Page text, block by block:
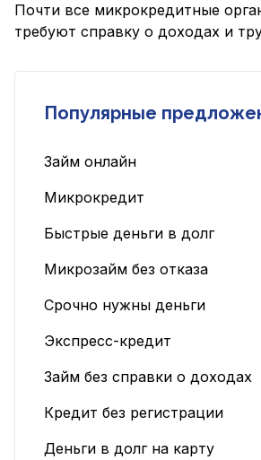
Почти все микрокредитные
требуют справку о доходах и
Популярные
Займ онлайн
Микрокредит
Быстрые деньги в долг
Микрозайм без отказа
Срочно нужны деньги
Экспресс-кредит
Займ без справки о доходах
Кредит без регистрации
Деньги в долг на карту